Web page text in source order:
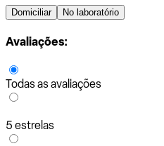
Domiciliar No laboratório
Avaliações:
Todas as avaliações
5 estrelas